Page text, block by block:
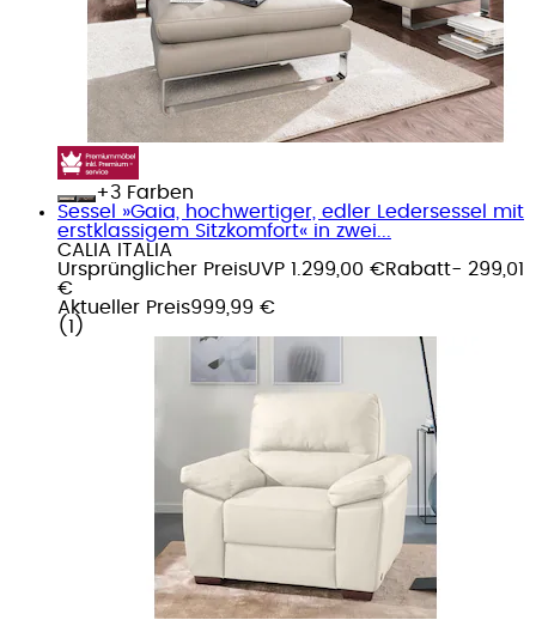
+
Farben
Sessel »Gaia, hochwertiger, edler Ledersessel mit
erstklassigem Sitzkomfort« in zwei...
CALIA ITALIA
Ursprünglicher PreisUVP 1.299,00 €Rabatt- 299,01
€
Aktueller Preis999,99 €
( 1 )